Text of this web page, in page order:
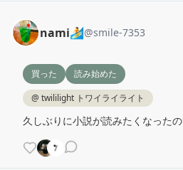
nami🏄@smile-7353
買った
読み始めた
@ twililight トワイライライト
久しぶりに小説が読みたくなったの